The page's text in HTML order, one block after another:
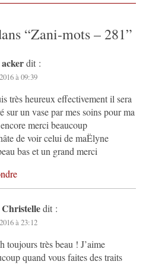
“Zani-mots – 281”
acker dit :
à 09:39
très heureux effectivement il sera
sur un vase par mes soins pour ma
merci beaucoup
de voir celui de maËlyne
bas et un grand merci
Christelle dit :
à 23:12
toujours très beau ! J’aime
quand vous faites des traits